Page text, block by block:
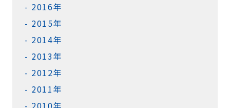
2016年
2015年
2014年
2013年
2012年
2011年
2010年